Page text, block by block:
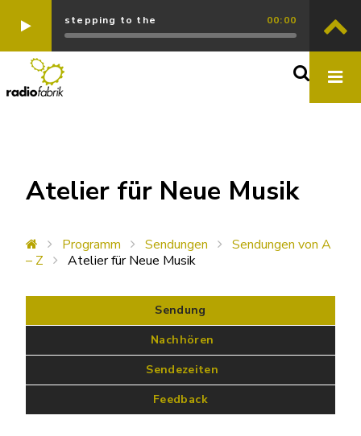
stepping to the 00:00
Atelier für Neue Musik
Programm Sendungen
Sendungen von A
– Z
Atelier für Neue Musik
Sendung
Nachhören
Sendezeiten
Feedback